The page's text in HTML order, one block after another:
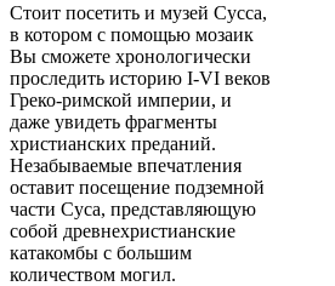
Стоит посетить и музей Сусса,
в котором с помощью мозаик
Вы сможете хронологически
проследить историю I-VI веков
Греко-римской империи, и
даже увидеть фрагменты
христианских преданий.
Незабываемые впечатления
оставит посещение подземной
части Суса, представляющую
собой древнехристианские
катакомбы с большим
количеством могил.